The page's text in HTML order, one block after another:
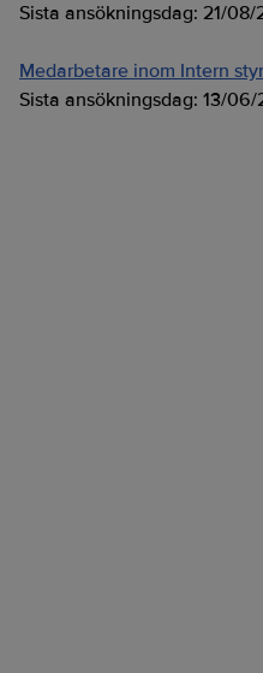
Sista ansökningsdag: 21/08/
Medarbetare inom Intern
Sista ansökningsdag: 13/06/